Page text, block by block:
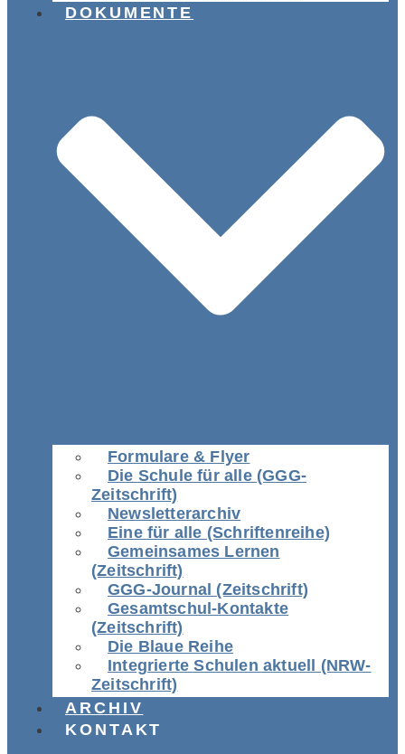
DOKUMENTE
Formulare & Flyer
Die Schule für alle (GGG-
Zeitschrift)
Newsletterarchiv
Eine für alle (Schriftenreihe)
Gemeinsames Lernen
(Zeitschrift)
GGG-Journal (Zeitschrift)
Gesamtschul-Kontakte
(Zeitschrift)
Die Blaue Reihe
Integrierte Schulen aktuell (NRW-
Zeitschrift)
ARCHIV
KONTAKT